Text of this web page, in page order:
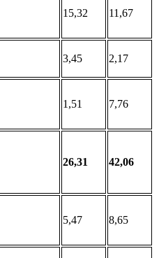
15,32 11,67
3,45 2,17
1,51 7,76
26,31 42,06
5,47 8,65